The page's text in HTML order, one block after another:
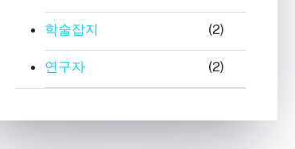
학술잡지 (2)
연구자 (2)